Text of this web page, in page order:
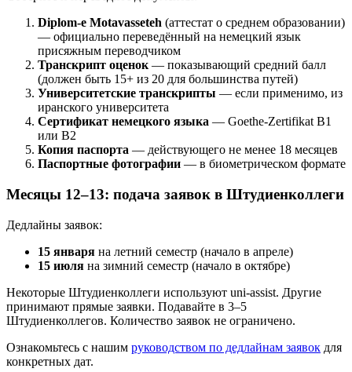
Diplom-e Motavasseteh (аттестат о среднем образовании)
— официально переведённый на немецкий язык
присяжным переводчиком
Транскрипт оценок — показывающий средний балл
(должен быть 15+ из 20 для большинства путей)
Университетские транскрипты — если применимо, из
иранского университета
Сертификат немецкого языка — Goethe-Zertifikat B1
или B2
Копия паспорта — действующего не менее 18 месяцев
Паспортные фотографии — в биометрическом формате
Месяцы 12–13: подача заявок в Штудиенколлеги
Дедлайны заявок:
15 января на летний семестр (начало в апреле)
15 июля на зимний семестр (начало в октябре)
Некоторые Штудиенколлеги используют uni-assist. Другие
принимают прямые заявки. Подавайте в 3–5
Штудиенколлегов. Количество заявок не ограничено.
Ознакомьтесь с нашим руководством по дедлайнам заявок для
конкретных дат.